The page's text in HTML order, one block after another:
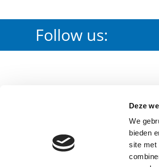
Deze
We
bieden
site met
Follow us:
Fire Protection